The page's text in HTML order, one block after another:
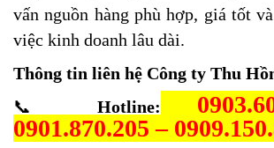
vấn nguồn hàng phù hợp, giá tốt
việc kinh doanh lâu dài.
Thông tin liên hệ Công ty Thu
📞 Hotline:
0901.870.205 –